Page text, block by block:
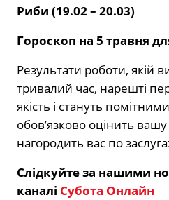
Риби (19.02 – 20.03)
Гороскоп на 5 травня
Результати роботи, якій
тривалий час, нарешті
якість і стануть
обов’язково оцінить вашу
нагородить вас по
Слідкуйте за нашими
каналі Субота Онлайн